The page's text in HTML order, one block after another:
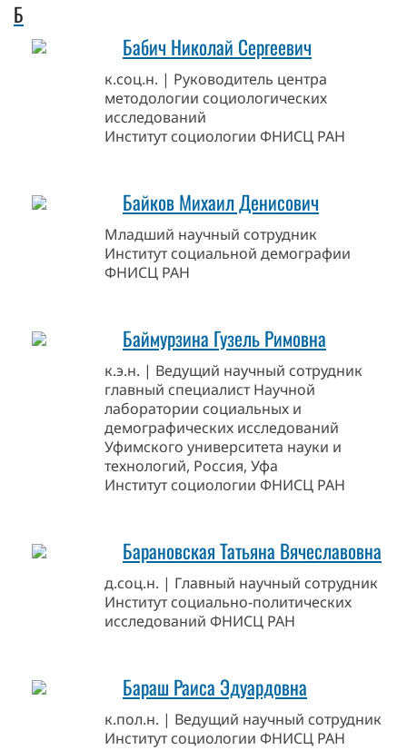
Б
Бабич Николай Сергеевич
к.соц.н. | Руководитель центра
методологии социологических
исследований
Институт социологии ФНИСЦ РАН
Байков Михаил Денисович
Младший научный сотрудник
Институт социальной демографии
ФНИСЦ РАН
Баймурзина Гузель Римовна
к.э.н. | Ведущий научный сотрудник
главный специалист Научной
лаборатории социальных и
демографических исследований
Уфимского университета науки и
технологий, Россия, Уфа
Институт социологии ФНИСЦ РАН
Барановская Татьяна Вячеславовна
д.соц.н. | Главный научный сотрудник
Институт социально-политических
исследований ФНИСЦ РАН
Бараш Раиса Эдуардовна
к.пол.н. | Ведущий научный сотрудник
Институт социологии ФНИСЦ РАН